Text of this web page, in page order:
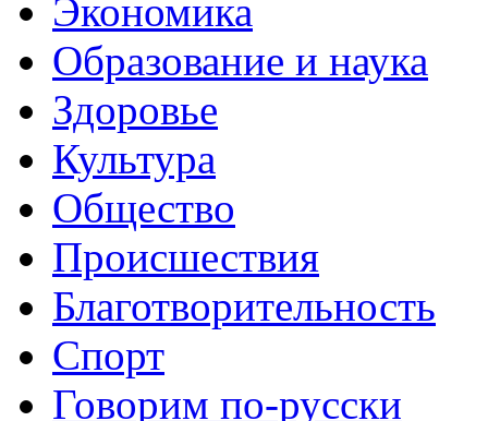
Экономика
Образование и наука
Здоровье
Культура
Общество
Происшествия
Благотворительность
Спорт
Говорим по-русски